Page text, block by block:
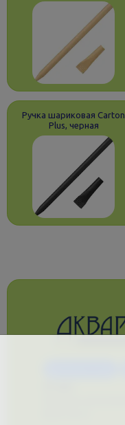
Ручка шариковая Carton
Plus, черная